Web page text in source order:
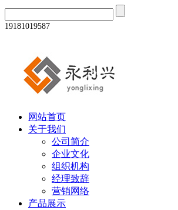
19181019587
网站首页
关于我们
公司简介
企业文化
组织机构
经理致辞
营销网络
产品展示